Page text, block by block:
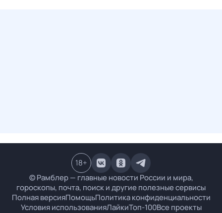
© Рамблер — главные новости России и мира,
гороскопы, почта, поиск и другие полезные сервисы
Полная версияПомощьПолитика конфиденциальности
Условия использованияЛайкиТоп-100Все проекты
18+